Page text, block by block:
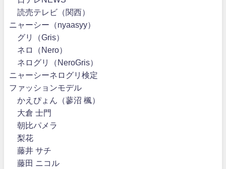
読売テレビ（関西）
ニャーシー（nyaasyy）
グリ（Gris）
ネロ（Nero）
ネログリ（NeroGris）
ニャーシーネログリ検定
ファッションモデル
かえぴょん（蓼沼 楓）
大倉 士門
朝比パメラ
梨花
藤井 サチ
藤田 ニコル